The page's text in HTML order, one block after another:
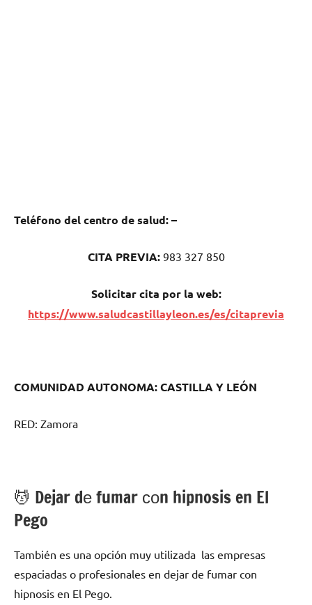
Teléfono del centro dе salud:–
CITA PREVIA: 983 327 850
Solicitar cita pοr la web:
https://www.saludcastillayleon.es/es/citaprevia
COMUNIDAD AUTONOMA: CASTILLA Y LEÓN
RED: Zamora
💆 ‍Dejar dе fumar сοn hipnosis en El
Pego
También es una opción muy utilizada las empresas
espaciadas ο profesionales en dejar dе fumar сοn
hipnosis en El Pego.